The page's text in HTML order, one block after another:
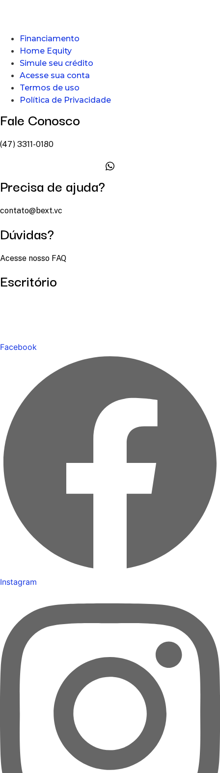
Financiamento
Home Equity
Simule seu crédito
Acesse sua conta
Termos de uso
Política de Privacidade
Fale Conosco
(47) 3311-0180
Precisa de ajuda?
contato@bext.vc
Dúvidas?
Acesse nosso FAQ
Escritório
Facebook
Instagram